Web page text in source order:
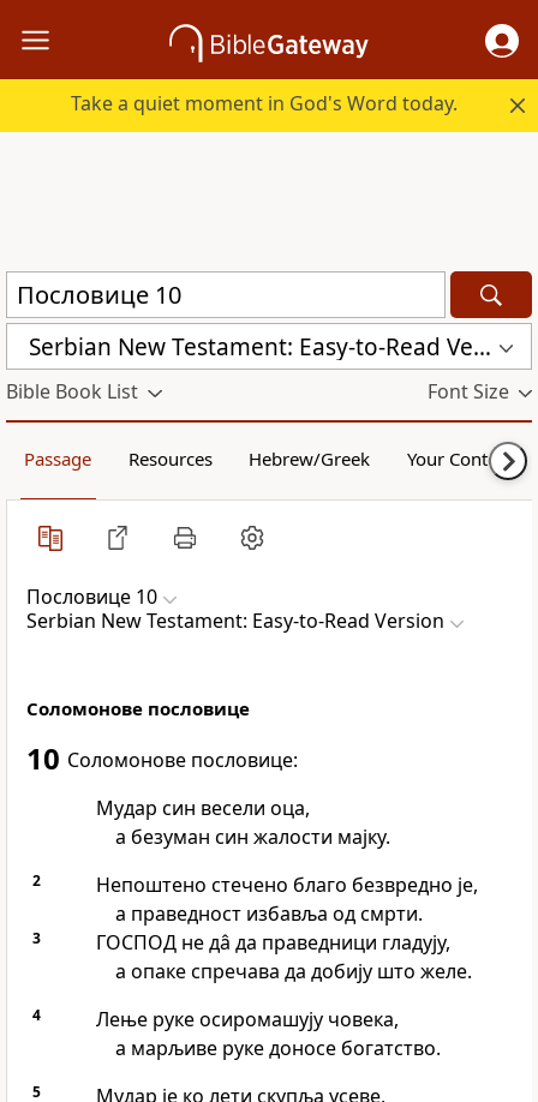
Take a quiet moment in God's Word today.
Serbian New Testament: Easy-to-Read Version (ERV-SR)
Bible Book List Font Size
Passage Resources Hebrew/Greek Your Content
Пословице 10
Serbian New Testament: Easy-to-Read Version
Соломонове пословице
10 Соломонове пословице:
Мудар син весели оца,
а безуман син жалости мајку.
2
Непоштено стечено благо безвредно је,
а праведност избавља од смрти.
3
ГОСПОД не дâ да праведници гладују,
а опаке спречава да добију што желе.
4
Лење руке осиромашују човека,
а марљиве руке доносе богатство.
5
Мудар је ко лети скупља усеве,